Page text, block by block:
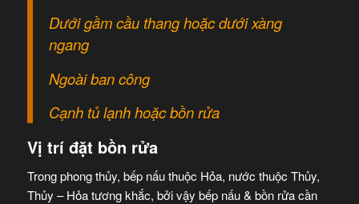
Dưới gầm cầu thang hoặc dưới xàng
ngang
Ngoài ban công
Cạnh tủ lạnh hoặc bồn rửa
Vị trí đặt bồn rửa
Trong phong thủy, bếp nấu thuộc Hỏa, nước thuộc Thủy,
Thủy – Hỏa tương khắc, bởi vậy bếp nấu & bồn rửa cần